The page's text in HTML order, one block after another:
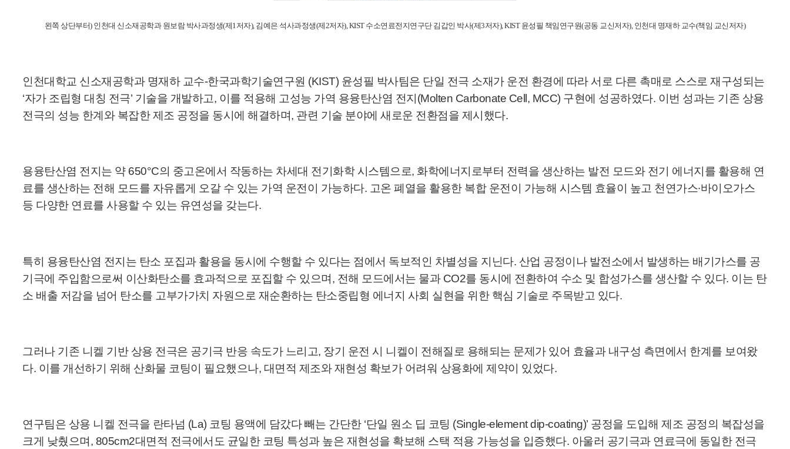
왼쪽 상단부터) 인천대 신소재공학과 원보람 박사과정생(제1저자), 김예은 석사과정생(제2저자), KIST 수소연료전지연구단 김갑인 박사(제3저자), KIST 윤성필 책임연구원(공동 교신저자), 인천대 명재하 교수(책임 교신저자)
인천대학교 신소재공학과 명재하 교수-한국과학기술연구원 (KIST) 윤성필 박사팀은 단일 전극 소재가 운전 환경에 따라 서로 다른 촉매로 스스로 재구성되는
‘자가 조립형 대칭 전극’ 기술을 개발하고, 이를 적용해 고성능 가역 용융탄산염 전지(Molten Carbonate Cell, MCC) 구현에 성공하였다. 이번 성과는 기존 상용
전극의 성능 한계와 복잡한 제조 공정을 동시에 해결하며, 관련 기술 분야에 새로운 전환점을 제시했다.
용융탄산염 전지는 약 650°C의 중고온에서 작동하는 차세대 전기화학 시스템으로, 화학에너지로부터 전력을 생산하는 발전 모드와 전기 에너지를 활용해 연
료를 생산하는 전해 모드를 자유롭게 오갈 수 있는 가역 운전이 가능하다. 고온 폐열을 활용한 복합 운전이 가능해 시스템 효율이 높고 천연가스∙바이오가스
등 다양한 연료를 사용할 수 있는 유연성을 갖는다.
특히 용융탄산염 전지는 탄소 포집과 활용을 동시에 수행할 수 있다는 점에서 독보적인 차별성을 지닌다. 산업 공정이나 발전소에서 발생하는 배기가스를 공
기극에 주입함으로써 이산화탄소를 효과적으로 포집할 수 있으며, 전해 모드에서는 물과 CO2를 동시에 전환하여 수소 및 합성가스를 생산할 수 있다. 이는 탄
소 배출 저감을 넘어 탄소를 고부가가치 자원으로 재순환하는 탄소중립형 에너지 사회 실현을 위한 핵심 기술로 주목받고 있다.
그러나 기존 니켈 기반 상용 전극은 공기극 반응 속도가 느리고, 장기 운전 시 니켈이 전해질로 용해되는 문제가 있어 효율과 내구성 측면에서 한계를 보여왔
다. 이를 개선하기 위해 산화물 코팅이 필요했으나, 대면적 제조와 재현성 확보가 어려워 상용화에 제약이 있었다.
연구팀은 상용 니켈 전극을 란타넘 (La) 코팅 용액에 담갔다 빼는 간단한 ‘단일 원소 딥 코팅 (Single-element dip-coating)’ 공정을 도입해 제조 공정의 복잡성을
크게 낮췄으며, 805cm2대면적 전극에서도 균일한 코팅 특성과 높은 재현성을 확보해 스택 적용 가능성을 입증했다. 아울러 공기극과 연료극에 동일한 전극